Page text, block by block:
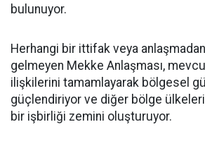
bulunuyor.
Herhangi bir ittifak veya
gelmeyen Mekke Anlaşması,
ilişkilerini tamamlayarak bölgesel
güçlendiriyor ve diğer bölge
bir işbirliği zemini oluşturuyor.